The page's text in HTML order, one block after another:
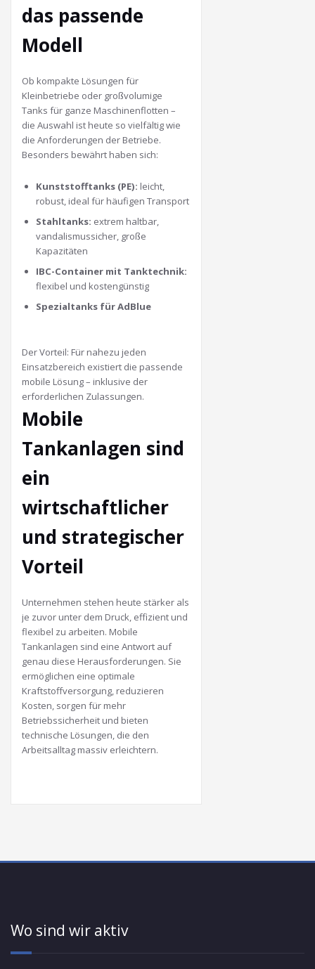
das passende
Modell
Ob kompakte Lösungen für
Kleinbetriebe oder großvolumige
Tanks für ganze Maschinenflotten –
die Auswahl ist heute so vielfältig wie
die Anforderungen der Betriebe.
Besonders bewährt haben sich:
Kunststofftanks (PE): leicht,
robust, ideal für häufigen Transport
Stahltanks: extrem haltbar,
vandalismussicher, große
Kapazitäten
IBC-Container mit Tanktechnik:
flexibel und kostengünstig
Spezialtanks für AdBlue
Der Vorteil: Für nahezu jeden
Einsatzbereich existiert die passende
mobile Lösung – inklusive der
erforderlichen Zulassungen.
Mobile
Tankanlagen sind
ein
wirtschaftlicher
und strategischer
Vorteil
Unternehmen stehen heute stärker als
je zuvor unter dem Druck, effizient und
flexibel zu arbeiten. Mobile
Tankanlagen sind eine Antwort auf
genau diese Herausforderungen. Sie
ermöglichen eine optimale
Kraftstoffversorgung, reduzieren
Kosten, sorgen für mehr
Betriebssicherheit und bieten
technische Lösungen, die den
Arbeitsalltag massiv erleichtern.
Wo sind wir aktiv